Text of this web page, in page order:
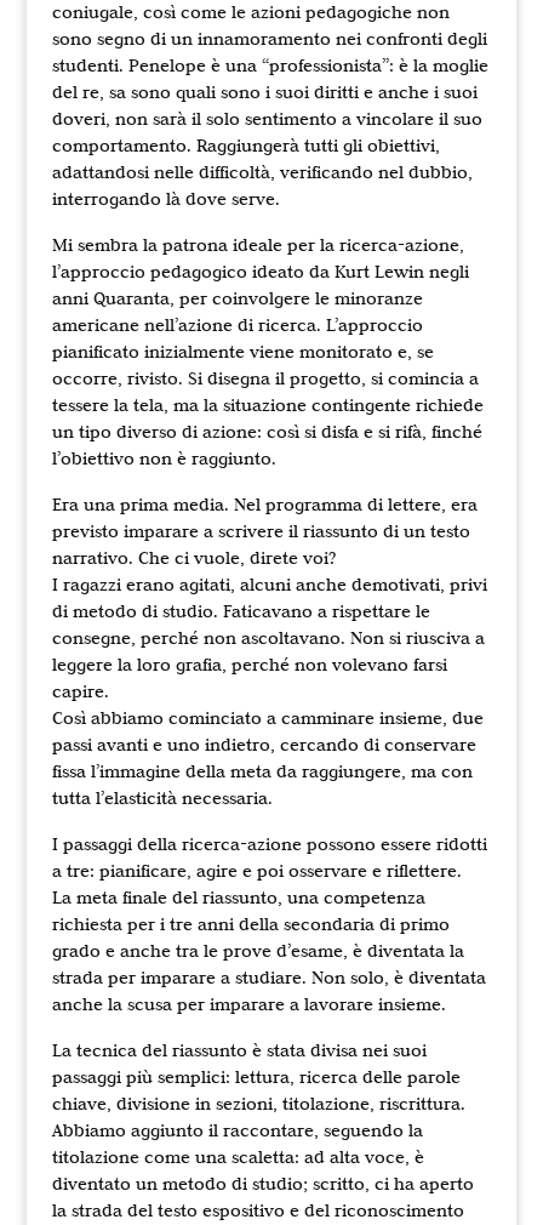
coniugale, così come le azioni pedagogiche non
sono segno di un innamoramento nei confronti degli
studenti. Penelope è una “professionista”: è la moglie
del re, sa sono quali sono i suoi diritti e anche i suoi
doveri, non sarà il solo sentimento a vincolare il suo
comportamento. Raggiungerà tutti gli obiettivi,
adattandosi nelle difficoltà, verificando nel dubbio,
interrogando là dove serve.
Mi sembra la patrona ideale per la ricerca-azione,
l’approccio pedagogico ideato da Kurt Lewin negli
anni Quaranta, per coinvolgere le minoranze
americane nell’azione di ricerca. L’approccio
pianificato inizialmente viene monitorato e, se
occorre, rivisto. Si disegna il progetto, si comincia a
tessere la tela, ma la situazione contingente richiede
un tipo diverso di azione: così si disfa e si rifà, finché
l’obiettivo non è raggiunto.
Era una prima media. Nel programma di lettere, era
previsto imparare a scrivere il riassunto di un testo
narrativo. Che ci vuole, direte voi?
I ragazzi erano agitati, alcuni anche demotivati, privi
di metodo di studio. Faticavano a rispettare le
consegne, perché non ascoltavano. Non si riusciva a
leggere la loro grafia, perché non volevano farsi
capire.
Così abbiamo cominciato a camminare insieme, due
passi avanti e uno indietro, cercando di conservare
fissa l’immagine della meta da raggiungere, ma con
tutta l’elasticità necessaria.
I passaggi della ricerca-azione possono essere ridotti
a tre: pianificare, agire e poi osservare e riflettere.
La meta finale del riassunto, una competenza
richiesta per i tre anni della secondaria di primo
grado e anche tra le prove d’esame, è diventata la
strada per imparare a studiare. Non solo, è diventata
anche la scusa per imparare a lavorare insieme.
La tecnica del riassunto è stata divisa nei suoi
passaggi più semplici: lettura, ricerca delle parole
chiave, divisione in sezioni, titolazione, riscrittura.
Abbiamo aggiunto il raccontare, seguendo la
titolazione come una scaletta: ad alta voce, è
diventato un metodo di studio; scritto, ci ha aperto
la strada del testo espositivo e del riconoscimento